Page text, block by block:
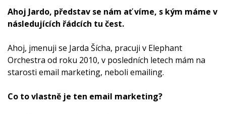
Ahoj Jardo, představ se nám ať víme, s kým máme v
následujících řádcích tu čest.
Ahoj, jmenuji se Jarda Šícha, pracuji v Elephant
Orchestra od roku 2010, v posledních letech mám na
starosti email marketing, neboli emailing.
Co to vlastně je ten email marketing?